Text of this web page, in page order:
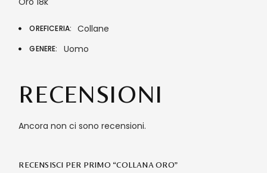
OREFICERIA Collane
GENERE Uomo
RECENSIONI
Ancora non ci sono recensioni.
RECENSISCI PER PRIMO “COLLANA ORO”